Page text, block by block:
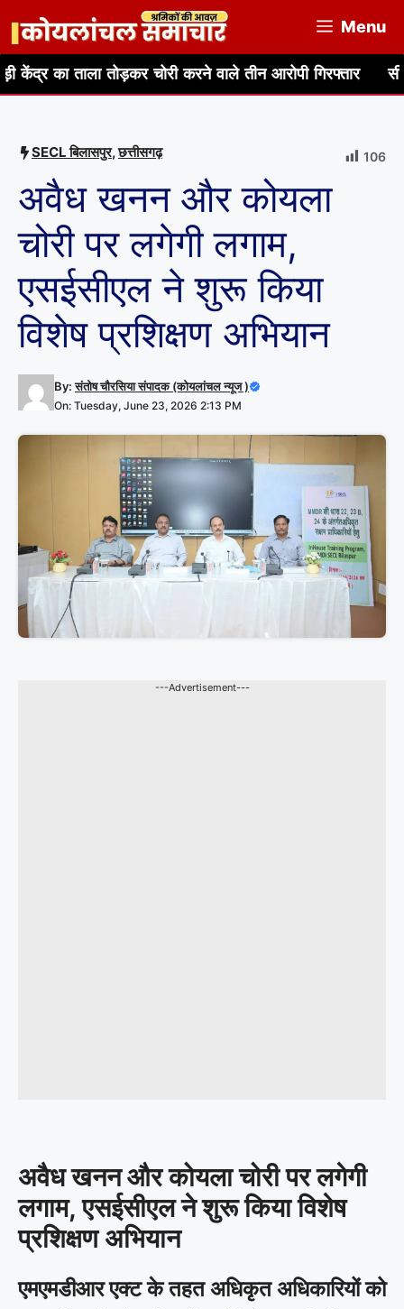
content
Menu
तोड़कर चोरी करने वाले तीन आरोपी गिरफ्तार सीआईएसएफ,
SECL बिलासपुर,छत्तीसगढ़ 106
अवैध खनन और कोयला
चोरी पर लगेगी लगाम,
एसईसीएल ने शुरू किया
विशेष प्रशिक्षण अभियान
By:संतोष चौरसिया संपादक (कोयलांचल न्यूज )
On: Tuesday, June 23, 2026 2:13 PM
---Advertisement---
अवैध खनन और कोयला चोरी पर लगेगी
लगाम, एसईसीएल ने शुरू किया विशेष
प्रशिक्षण अभियान
एमएमडीआर एक्ट के तहत अधिकृत अधिकारियों को